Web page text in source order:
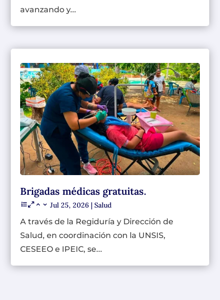
avanzando y...
Brigadas médicas gratuitas.
Jul 25, 2026 |Salud
A través de la Regiduría y Dirección de
Salud, en coordinación con la UNSIS,
CESEEO e IPEIC, se...